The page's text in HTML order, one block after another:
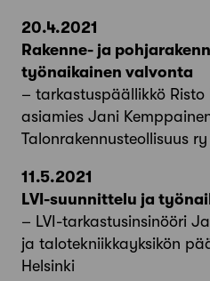
20.4.2021
Rakenne- ja
työnaikainen valvonta
– tarkastuspäällikkö
asiamies Jani
Talonrakennusteollisuus ry
11.5.2021
LVI-suunnittelu ja
– LVI-tarkastusinsinööri
ja talotekniikkayksikön
Helsinki